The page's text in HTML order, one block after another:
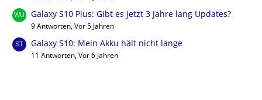
Galaxy S10 Plus: Gibt es jetzt 3 Jahre lang Updates?
9 Antworten, Vor 5 Jahren
Galaxy S10: Mein Akku hält nicht lange
11 Antworten, Vor 6 Jahren